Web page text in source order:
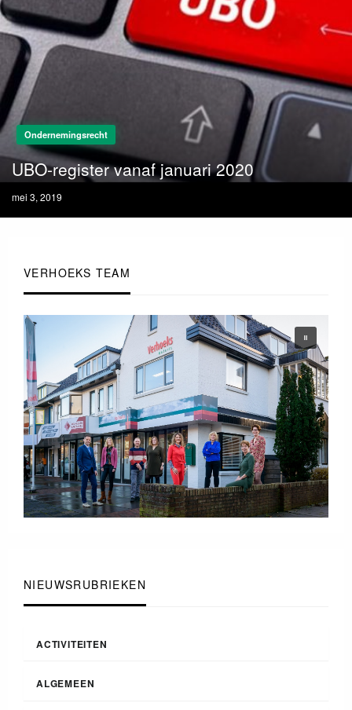
VERHOEKS TEAM
NIEUWSRUBRIEKEN
ACTIVITEITEN
ALGEMEEN
Ondernemingsrecht
UBO-register vanaf januari 2020
Posted
on
mei 3, 2019